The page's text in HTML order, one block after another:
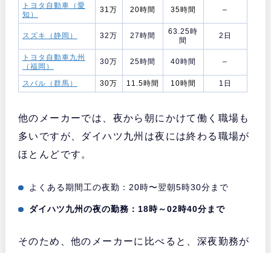
トヨタ自動車（愛
知）
31万 20時間 35時間 –
スズキ（静岡） 32万 27時間
63.25時
間
2日
トヨタ自動車九州
（福岡）
30万 25時間 40時間 –
スバル（群馬） 30万 11.5時間 10時間 1日
他のメーカーでは、夜から朝にかけて働く職場も
多いですが、ダイハツ九州は夜には終わる職場が
ほとんどです。
よくある期間工の夜勤：20時〜翌朝5時30分まで
ダイハツ九州の夜の勤務：18時～02時40分まで
そのため、他のメーカーに比べると、深夜勤務が